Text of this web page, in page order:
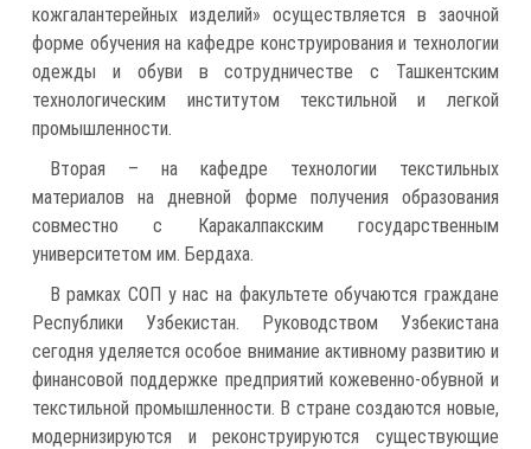
кожгалантерейных изделий» осуществляется в заочной
форме обучения на кафедре конструирования и технологии
одежды и обуви в сотрудничестве с Ташкентским
технологическим институтом текстильной и легкой
промышленности.
Вторая – на кафедре технологии текстильных
материалов на дневной форме получения образования
совместно с Каракалпакским государственным
университетом им. Бердаха.
В рамках СОП у нас на факультете обучаются граждане
Республики Узбекистан. Руководством Узбекистана
сегодня уделяется особое внимание активному развитию и
финансовой поддержке предприятий кожевенно-обувной и
текстильной промышленности. В стране создаются новые,
модернизируются и реконструируются существующие